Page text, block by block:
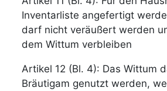
Inventarliste angefertigt
darf nicht veräußert werden
dem Wittum verbleiben
Artikel 12 (Bl. 4): Das Wittum
Bräutigam genutzt werden,